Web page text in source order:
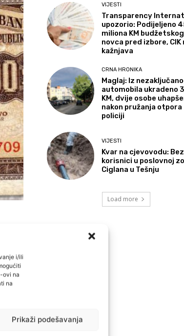
i/ili
ovi na
na
Prikaži podešavanja
u
VIJESTI
Transparency
upozorio: Podijeljeno
miliona KM budžetskog
novca pred izbore, CIK
kažnjava
CRNA HRONIKA
Maglaj: Iz
automobila ukradeno
KM, dvije osobe
nakon pružanja otpora
policiji
VIJESTI
Kvar na cjevovodu:
korisnici u poslovnoj
Ciglana u Tešnju
Load more